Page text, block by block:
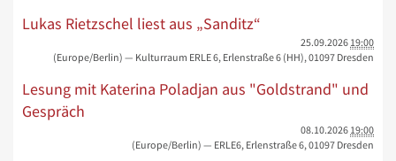
Lukas Rietzschel liest aus „Sanditz“
25.09.2026 19:00
(Europe/Berlin) — Kulturraum ERLE 6, Erlenstraße 6 (HH), 01097 Dresden
Lesung mit Katerina Poladjan aus "Goldstrand" und
Gespräch
08.10.2026 19:00
(Europe/Berlin) — ERLE6, Erlenstraße 6, 01097 Dresden